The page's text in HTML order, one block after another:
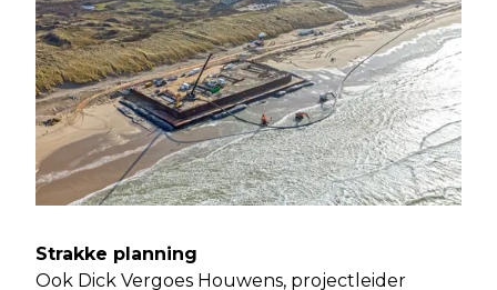
Strakke planning
Ook Dick Vergoes Houwens, projectleider